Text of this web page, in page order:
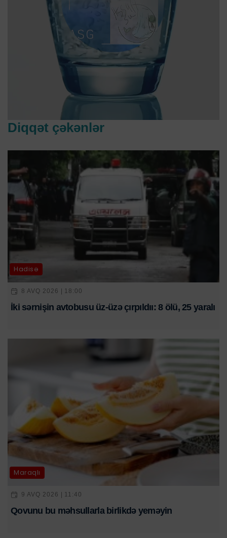
Diqqət çəkənlər
Hadisə
8 AVQ 2026 | 18:00
İki sərnişin avtobusu üz-üzə çırpıldıı: 8 ölü, 25 yaralı
Maraqlı
9 AVQ 2026 | 11:40
Qovunu bu məhsullarla birlikdə yeməyin